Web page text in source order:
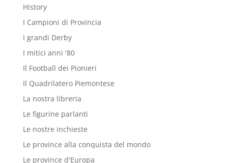
History
I Campioni di Provincia
I grandi Derby
I mitici anni '80
Il Football dei Pionieri
Il Quadrilatero Piemontese
La nostra libreria
Le figurine parlanti
Le nostre inchieste
Le province alla conquista del mondo
Le province d'Europa